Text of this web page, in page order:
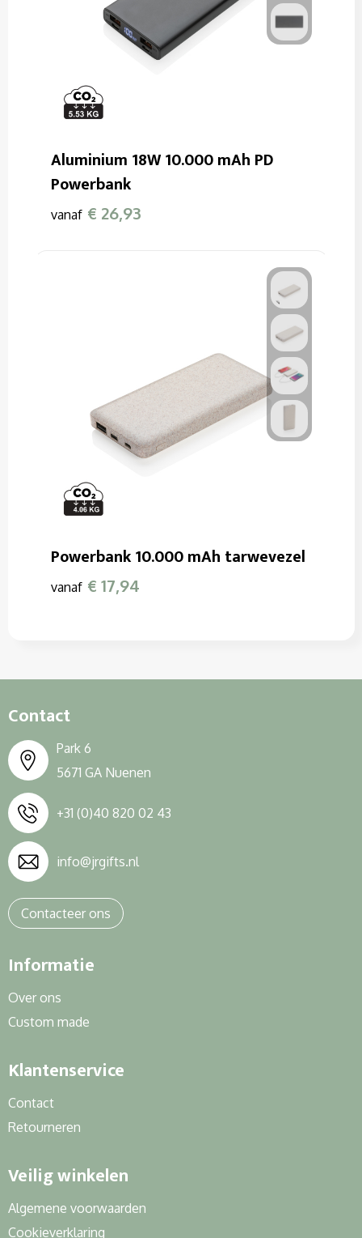
Aluminium 18W 10.000 mAh PD
Powerbank
vanaf € 26,93
Powerbank 10.000 mAh tarwevezel
vanaf € 17,94
Contact
Park 6
5671 GA Nuenen
+31 (0)40 820 02 43
info@jrgifts.nl
Contacteer ons
Informatie
Over ons
Custom made
Klantenservice
Contact
Retourneren
Veilig winkelen
Algemene voorwaarden
Cookieverklaring